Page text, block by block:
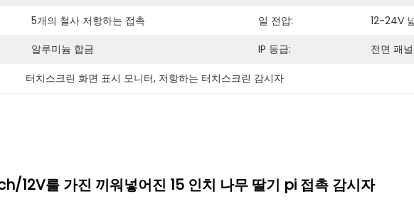
5개의 철사 저항하는 접촉 일 전압:
12-24V
알루미늄 합금 IP 등급: 전면 패
터치스크린 화면 표시 모니터, 저항하는 터치스크린 감시자
12V를 가진 끼워넣어진 15 인치 나무 딸기 pi 접촉 감시자